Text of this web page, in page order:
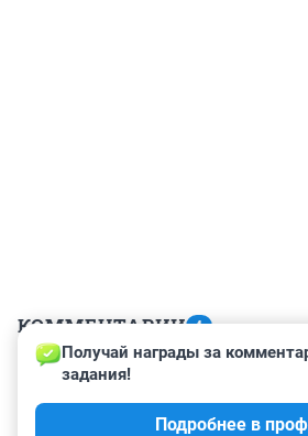
КОММЕНТАРИИ 4
Гость
Прям "звезда".....не смешите
Получай награды за
задания!
Подробнее в